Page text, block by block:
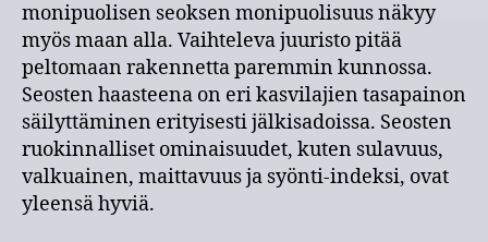
monipuolisen seoksen monipuolisuus näkyy
myös maan alla. Vaihteleva juuristo pitää
peltomaan rakennetta paremmin kunnossa.
Seosten haasteena on eri kasvilajien tasapainon
säilyttäminen erityisesti jälkisadoissa. Seosten
ruokinnalliset ominaisuudet, kuten sulavuus,
valkuainen, maittavuus ja syönti-indeksi, ovat
yleensä hyviä.